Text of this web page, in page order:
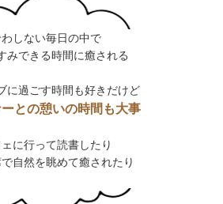
しない毎日の中で
みできる時間に癒される
に過ごす時間も好きだけど
との憩いの時間も大事
に行って読書したり
自然を眺めて癒されたり